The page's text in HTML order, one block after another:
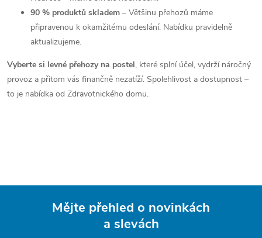
90 % produktů skladem – Většinu přehozů máme
připravenou k okamžitému odeslání. Nabídku pravidelně
aktualizujeme.
Vyberte si levné přehozy na postel, které splní účel, vydrží náročný
provoz a přitom vás finančně nezatíží. Spolehlivost a dostupnost –
to je nabídka od Zdravotnického domu.
Mějte přehled o novinkách
a slevách